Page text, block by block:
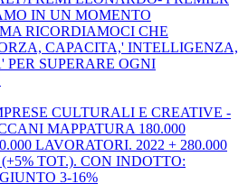
IN UN MOMENTO
RICORDIAMOCI CHE
CAPACITA,' INTELLIGENZA,
PER SUPERARE OGNI
CULTURALI E CREATIVE -
MAPPATURA 180.000
LAVORATORI. 2022 + 280.000
TOT.). CON INDOTTO:
3-16%